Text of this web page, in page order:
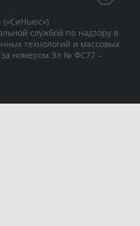
(«СиНьюс»)
службой по надзору в
технологий и массовых
за номером Эл № ФС77 –